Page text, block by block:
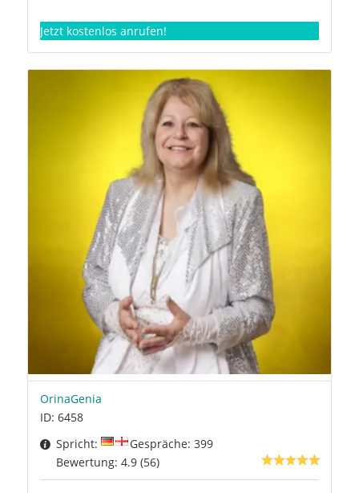
Jetzt kostenlos anrufen!
OrinaGenia
ID: 6458
Spricht:
Gespräche: 399
Bewertung: 4.9 (56)